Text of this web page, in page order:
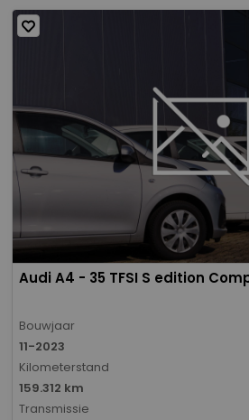
Audi A4 - 35 TFSI S edition
Bouwjaar
11-2023
Kilometerstand
159.312 km
Transmissie